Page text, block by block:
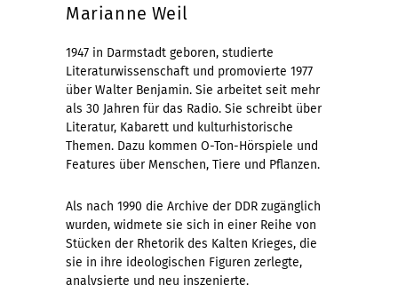
Marianne Weil
1947 in Darmstadt geboren, studierte
Literaturwissenschaft und promovierte 1977
über Walter Benjamin. Sie arbeitet seit mehr
als 30 Jahren für das Radio. Sie schreibt über
Literatur, Kabarett und kulturhistorische
Themen. Dazu kommen O-Ton-Hörspiele und
Features über Menschen, Tiere und Pflanzen.
Als nach 1990 die Archive der DDR zugänglich
wurden, widmete sie sich in einer Reihe von
Stücken der Rhetorik des Kalten Krieges, die
sie in ihre ideologischen Figuren zerlegte,
analysierte und neu inszenierte.